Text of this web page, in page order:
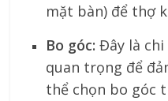
mặt bàn) để thợ
Bo góc: Đây là
quan trọng để
thể chọn bo góc